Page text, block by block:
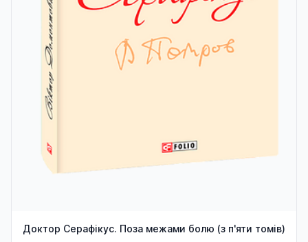
Доктор Серафікус. Поза межами болю (з п'яти томів)